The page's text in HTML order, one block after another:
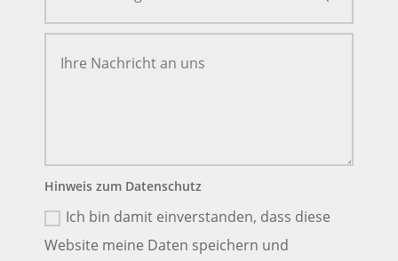
Hinweis zum Datenschutz
Ich bin damit einverstanden, dass diese
Website meine Daten speichern und